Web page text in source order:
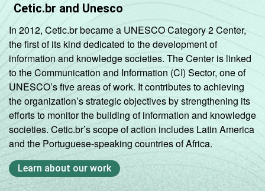
Cetic.br and Unesco
In 2012, Cetic.br became a UNESCO Category 2 Center,
the first of its kind dedicated to the development of
information and knowledge societies. The Center is linked
to the Communication and Information (CI) Sector, one of
UNESCO’s five areas of work. It contributes to achieving
the organization’s strategic objectives by strengthening its
efforts to monitor the building of information and knowledge
societies. Cetic.br’s scope of action includes Latin America
and the Portuguese-speaking countries of Africa.
Learn about our work